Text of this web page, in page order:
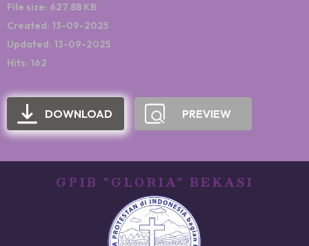
File size: 627.88 KB
Created: 13-09-2025
Updated: 13-09-2025
Hits: 162
DOWNLOAD PREVIEW
GPIB "GLORIA" BEKASI